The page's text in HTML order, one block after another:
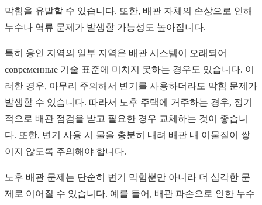
막힘을 유발할 수 있습니다. 또한, 배관 자체의 손상으로 인해
누수나 역류 문제가 발생할 가능성도 높아집니다.
특히 용인 지역의 일부 지역은 배관 시스템이 오래되어
современные 기술 표준에 미치지 못하는 경우도 있습니다. 이
러한 경우, 아무리 주의해서 변기를 사용하더라도 막힘 문제가
발생할 수 있습니다. 따라서 노후 주택에 거주하는 경우, 정기
적으로 배관 점검을 받고 필요한 경우 교체하는 것이 좋습니
다. 또한, 변기 사용 시 물을 충분히 내려 배관 내 이물질이 쌓
이지 않도록 주의해야 합니다.
노후 배관 문제는 단순히 변기 막힘뿐만 아니라 더 심각한 문
제로 이어질 수 있습니다. 예를 들어, 배관 파손으로 인한 누수